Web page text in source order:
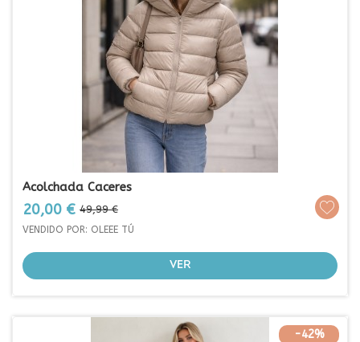
Acolchada Caceres
Prezo
20,00 € Prezo
base
49,99 €
VENDIDO POR: OLEEE TÚ
VER
-42%